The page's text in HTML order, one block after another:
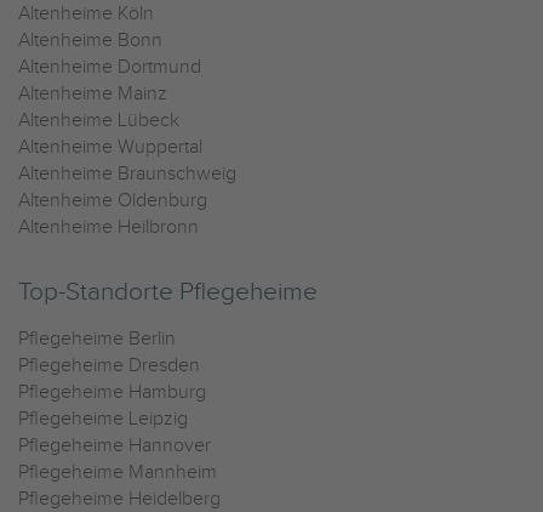
Altenheime Köln
Altenheime Bonn
Altenheime Dortmund
Altenheime Mainz
Altenheime Lübeck
Altenheime Wuppertal
Altenheime Braunschweig
Altenheime Oldenburg
Altenheime Heilbronn
Top-Standorte Pflegeheime
Pflegeheime Berlin
Pflegeheime Dresden
Pflegeheime Hamburg
Pflegeheime Leipzig
Pflegeheime Hannover
Pflegeheime Mannheim
Pflegeheime Heidelberg